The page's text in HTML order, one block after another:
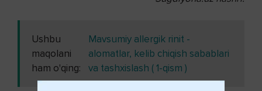
Ushbu
maqolani
ham o'qing:
Mavsumiy allergik rinit -
alomatlar, kelib chiqish sabablari
va tashxislash ( 1-qism )